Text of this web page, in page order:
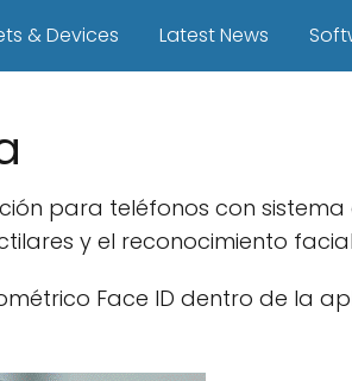
& Devices Latest News
para teléfonos con sistema
y el reconocimiento
Face ID dentro de la